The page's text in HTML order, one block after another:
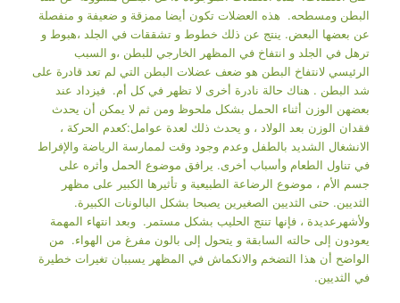
البطن ومسطحه. هذه العضلات تكون أيضا ممزقة و ضعيفة و منفصلة
عن بعضها البعض. ينتج عن ذلك خطوط و تشققات في الجلد ،هبوط و
ترهل في الجلد و انتفاخ في المظهر الخارجي للبطن ،و السبب
الرئيسي لانتفاخ البطن هو ضعف عضلات البطن التي لم تعد قادرة على
شد البطن . هناك حالة نادرة أخرى لا تظهر في كل أم. فيزداد عند
بعضهن الوزن أثناء الحمل بشكل ملحوظ ومن ثم لا يمكن أن يحدث
فقدان الوزن بعد الولاد ، و يحدث ذلك لعدة عوامل:كعدم الحركة ،
الانشغال الشديد بالطفل وعدم وجود وقت لممارسة الرياضة والإفراط
في تناول الطعام وأسباب أخرى. يرافق موضوع الحمل وأثره على
جسم الأم ، موضوع الرضاعة الطبيعية و تأثيرها الكبير على مظهر
الثديين. حتى الثديين الصغيرين يصبحا بشكل البالونات الكبيرة.
ولأشهرعديدة ، فإنها تنتج الحليب بشكل مستمر. وبعد انتهاء المهمة
يعودون إلى حالته السابقة و يتحول إلى بالون مفرغ من الهواء. من
الواضح أن هذا التضخم والانكماش في المظهر يسببان تغيرات خطيرة
في الثديين.